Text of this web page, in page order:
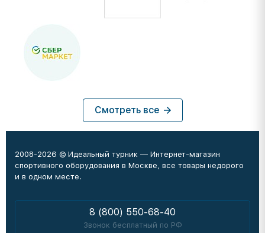
Смотреть все
2008-2026 © Идеальный турник — Интернет-магазин
спортивного оборудования в Москве, все товары недорого
и в одном месте.
8 (800) 550-68-40
Звонок бесплатный по РФ